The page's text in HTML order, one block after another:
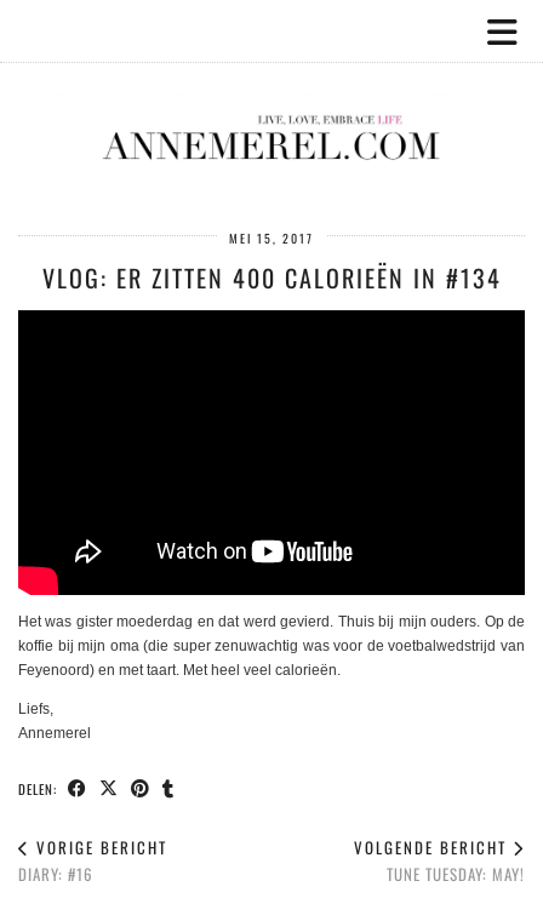
MEI 15, 2017
VLOG: ER ZITTEN 400 CALORIEËN IN #134
Het was gister moederdag en dat werd gevierd. Thuis bij mijn ouders. Op de
koffie bij mijn oma (die super zenuwachtig was voor de voetbalwedstrijd van
Feyenoord) en met taart. Met heel veel calorieën.
Liefs,
Annemerel
DELEN:
VORIGE BERICHT
DIARY: #16
VOLGENDE BERICHT
TUNE TUESDAY: MAY!